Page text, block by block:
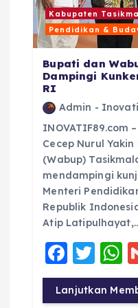
Kabupaten
Pendidikan &
Bupati dan
Dampingi
RI
Admin -
INOVATIF89.com
Cecep Nurul
(Wabup)
mendampingi
Menteri
Republik
Atip
F
a
c
T
w
it
h
a
Lanjutkan